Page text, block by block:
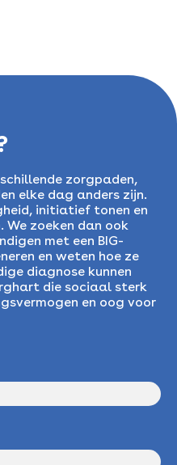
zorgpaden,
elke dag anders zijn.
initiatief tonen en
We zoeken dan ook
met een BIG-
en weten hoe ze
diagnose kunnen
die sociaal sterk
en oog voor